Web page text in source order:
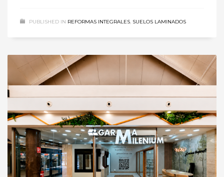
PUBLISHED IN REFORMAS INTEGRALES, SUELOS LAMINADOS